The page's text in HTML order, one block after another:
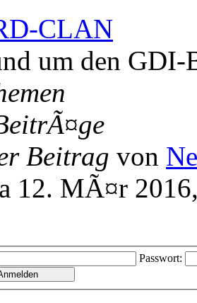
CLAN
um den
Beitrag von
12. MÃ¤r
Passwort: